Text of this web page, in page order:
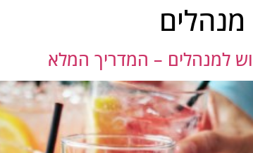
למנהלים – המדריך המלא